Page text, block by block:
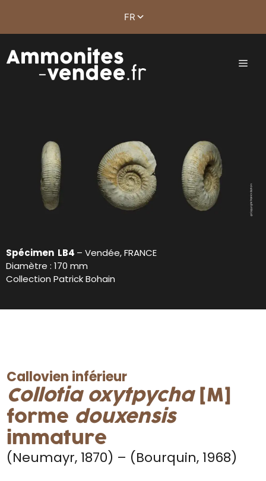
Spécimen LB4 – Vendée, FRANCE
Diamètre : 170 mm
Collection Patrick Bohain
Callovien inférieur
Collotia oxytpycha[M]
forme douxensis
immature
(Neumayr, 1870) – (Bourquin, 1968)